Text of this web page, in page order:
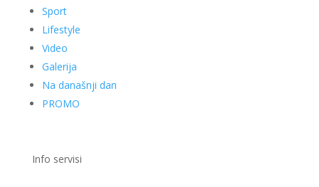
Sport
Lifestyle
Video
Galerija
Na današnji dan
PROMO
Info servisi